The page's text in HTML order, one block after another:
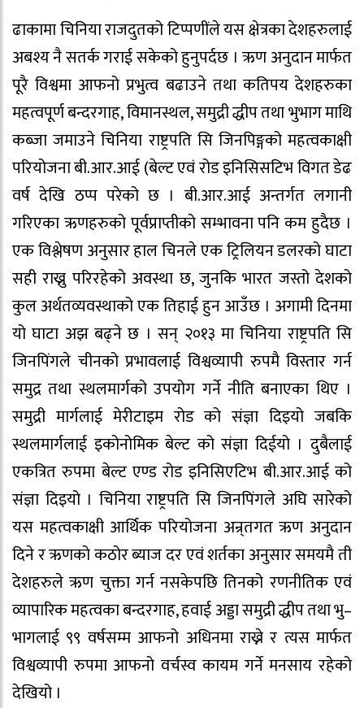
ढाकामा चिनिया राजदुतको टिप्पणींले यस क्षेत्रका देशहरुलाई
अबश्य नै सतर्क गराई सकेको हुनुपर्दछ । ऋण अनुदान मार्फत
पूरै विश्वमा आफनो प्रभुत्व बढाउने तथा कतिपय देशहरुका
महत्वपूर्ण बन्दरगाह, विमानस्थल, समुद्री द्धीप तथा भुभाग माथि
कब्जा जमाउने चिनिया राष्ट्रपति सि जिनपिङ्गको महत्वकाक्षी
परियोजना बी.आर.आई (बेल्ट एवं रोड इनिसिसटिभ विगत डेढ
वर्ष देखि ठप्प परेको छ । बी.आर.आई अन्तर्गत लगानी
गरिएका ऋणहरुको पूर्वप्राप्तीको सम्भावना पनि कम हुदैछ ।
एक विश्लेषण अनुसार हाल चिनले एक ट्रिलियन डलरको घाटा
सही राख्नु परिरहेको अवस्था छ, जुनकि भारत जस्तो देशको
कुल अर्थतव्यवस्थाको एक तिहाई हुन आउँछ । अगामी दिनमा
यो घाटा अझ बढ्ने छ । सन् २०१३ मा चिनिया राष्ट्रपति सि
जिनपिंगले चीनको प्रभावलाई विश्वव्यापी रुपमै विस्तार गर्न
समुद्र तथा स्थलमार्गको उपयोग गर्ने नीति बनाएका थिए ।
समुद्री मार्गलाई मेरीटाइम रोड को संज्ञा दिइयो जबकि
स्थलमार्गलाई इकोनोमिक बेल्ट को संज्ञा दिईयो । दुबैलाई
एकत्रित रुपमा बेल्ट एण्ड रोड इनिसिएटिभ बी.आर.आई को
संज्ञा दिइयो । चिनिया राष्ट्रपति सि जिनपिंगले अघि सारेको
यस महत्वकाक्षी आर्थिक परियोजना अन्र्तगत ऋण अनुदान
दिने र ऋणको कठोर ब्याज दर एवं शर्तका अनुसार समयमै ती
देशहरुले ऋण चुक्ता गर्न नसकेपछि तिनको रणनीतिक एवं
व्यापारिक महत्वका बन्दरगाह, हवाई अड्डा समुद्री द्धीप तथा भु–
भागलाई ९९ वर्षसम्म आफनो अधिनमा राख्ने र त्यस मार्फत
विश्वव्यापी रुपमा आफनो वर्चस्व कायम गर्ने मनसाय रहेको
देखियो ।